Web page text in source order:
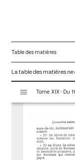
Table des matières
La table des matières
s
Tome XIX - Du